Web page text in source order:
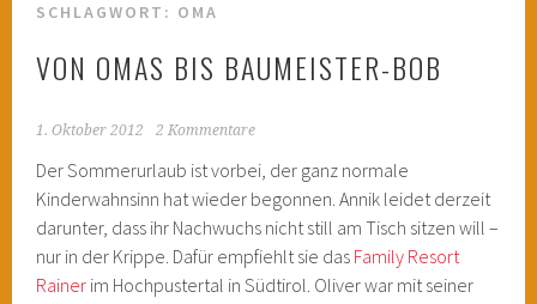
SCHLAGWORT: OMA
VON OMAS BIS BAUMEISTER-BOB
1. Oktober 2012 2 Kommentare
Der Sommerurlaub ist vorbei, der ganz normale
Kinderwahnsinn hat wieder begonnen. Annik leidet derzeit
darunter, dass ihr Nachwuchs nicht still am Tisch sitzen will –
nur in der Krippe. Dafür empfiehlt sie das Family Resort
Rainer im Hochpustertal in Südtirol. Oliver war mit seiner